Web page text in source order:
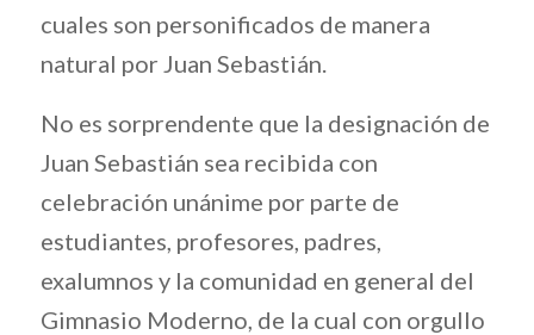
cuales son personificados de manera
natural por Juan Sebastián.
No es sorprendente que la designación de
Juan Sebastián sea recibida con
celebración unánime por parte de
estudiantes, profesores, padres,
exalumnos y la comunidad en general del
Gimnasio Moderno, de la cual con orgullo